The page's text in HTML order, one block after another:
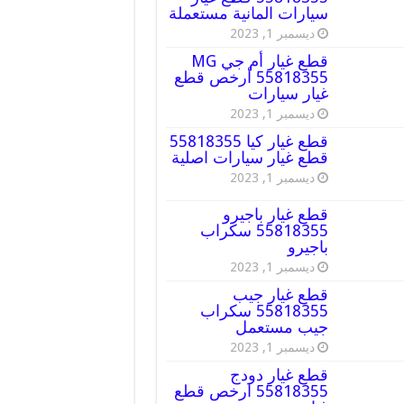
سيارات المانية مستعملة
ديسمبر 1, 2023
قطع غيار أم جي MG
55818355 أرخص قطع
غيار سيارات
ديسمبر 1, 2023
قطع غيار كيا 55818355
قطع غيار سيارات اصلية
ديسمبر 1, 2023
قطع غيار باجيرو
55818355 سكراب
باجيرو
ديسمبر 1, 2023
قطع غيار جيب
55818355 سكراب
جيب مستعمل
ديسمبر 1, 2023
قطع غيار دودج
55818355 ارخص قطع